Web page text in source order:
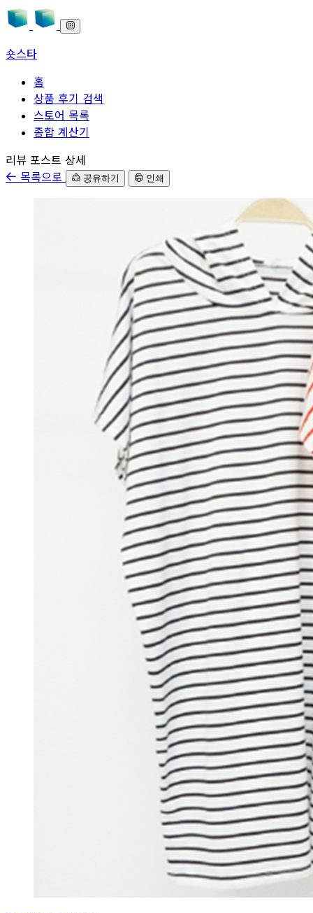
숏스타
홈
상품 후기 검색
스토어 목록
종합 계산기
본문으로 바로가기
리뷰 포스트 상세
목록으로
공유하기 인쇄